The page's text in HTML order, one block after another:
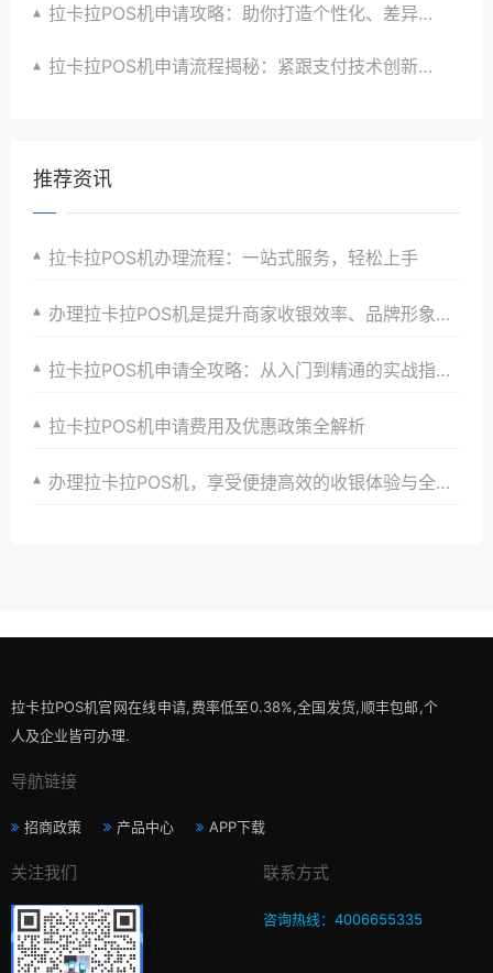
拉卡拉POS机申请攻略：助你打造个性化、差异化支付体验以提升竞争力
拉卡拉POS机申请流程揭秘：紧跟支付技术创新步伐，抢占市场先机
推荐资讯
拉卡拉POS机办理流程：一站式服务，轻松上手
办理拉卡拉POS机是提升商家收银效率、品牌形象与顾客忠诚度的明智之选
拉卡拉POS机申请全攻略：从入门到精通的实战指南与案例分析
拉卡拉POS机申请费用及优惠政策全解析
办理拉卡拉POS机，享受便捷高效的收银体验与全方位服务
拉卡拉POS机官网在线申请,费率低至0.38%,全国发货,顺丰包邮,个
人及企业皆可办理.
导航链接
招商政策 产品中心 APP下载
关注我们 联系方式
咨询热线：4006655335